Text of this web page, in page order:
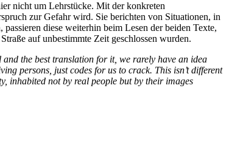
nicht um Lehrstücke. Mit der konkreten
zur Gefahr wird. Sie berichten von Situationen, in
diese weiterhin beim Lesen der beiden Texte,
auf unbestimmte Zeit geschlossen wurden.
and the best translation for it, we rarely have an idea
persons, just codes for us to crack. This isn’t different
inhabited not by real people but by their images